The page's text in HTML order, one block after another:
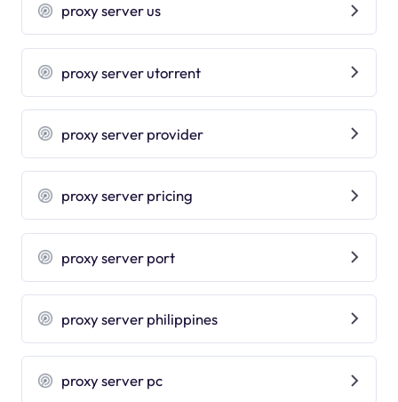
proxy server us
proxy server utorrent
proxy server provider
proxy server pricing
proxy server port
proxy server philippines
proxy server pc